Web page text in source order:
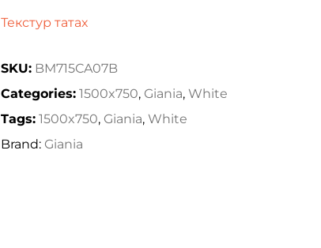
Текстур татах
SKU: BM715CA07B
Categories: 1500x750, Giania, White
Tags: 1500x750, Giania, White
Brand: Giania